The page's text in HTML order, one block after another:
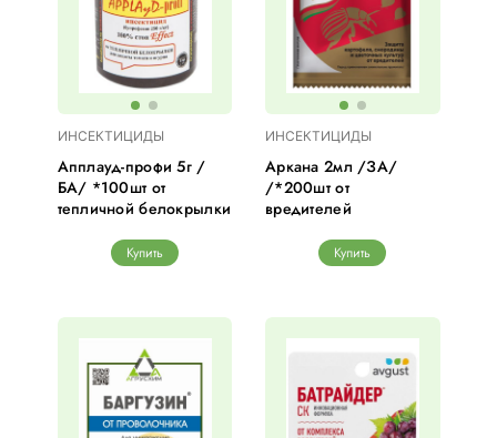
ИНСЕКТИЦИДЫ
Апплауд-профи 5г /
БА/ *100шт от
тепличной белокрылки
Купить
ИНСЕКТИЦИДЫ
Аркана 2мл /ЗА/
/*200шт от
вредителей
Купить